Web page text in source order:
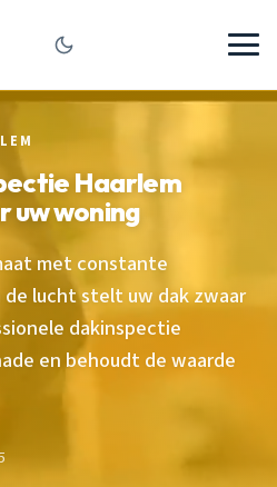
Haarlem
uw woning
met constante
lucht stelt uw dak zwaar
dakinspectie
en behoudt de waarde